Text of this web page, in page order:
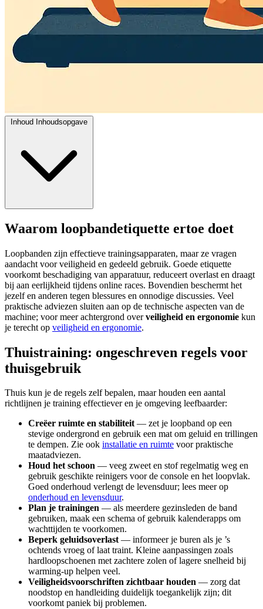
Inhoud Inhoudsopgave
Waarom loopbandetiquette ertoe doet
Loopbanden zijn effectieve trainingsapparaten, maar ze vragen
aandacht voor veiligheid en gedeeld gebruik. Goede etiquette
voorkomt beschadiging van apparatuur, reduceert overlast en draagt
bij aan eerlijkheid tijdens online races. Bovendien beschermt het
jezelf en anderen tegen blessures en onnodige discussies. Veel
praktische adviezen sluiten aan op de technische aspecten van de
machine; voor meer achtergrond overveiligheid en ergonomie kun
je terecht op veiligheid en ergonomie.
Thuistraining: ongeschreven regels voor
thuisgebruik
Thuis kun je de regels zelf bepalen, maar houden een aantal
richtlijnen je training effectiever en je omgeving leefbaarder:
Creëer ruimte en stabiliteit— zet je loopband op een
stevige ondergrond en gebruik een mat om geluid en trillingen
te dempen. Zie ook installatie en ruimte voor praktische
maatadviezen.
Houd het schoon — veeg zweet en stof regelmatig weg en
gebruik geschikte reinigers voor de console en het loopvlak.
Goed onderhoud verlengt de levensduur; lees meer op
onderhoud en levensduur.
Plan je trainingen — als meerdere gezinsleden de band
gebruiken, maak een schema of gebruik kalenderapps om
wachttijden te voorkomen.
Beperk geluidsoverlast— informeer je buren als je ’s
ochtends vroeg of laat traint. Kleine aanpassingen zoals
hardloopschoenen met zachtere zolen of lagere snelheid bij
warming-up helpen veel.
Veiligheidsvoorschriften zichtbaar houden — zorg dat
noodstop en handleiding duidelijk toegankelijk zijn; dit
voorkomt paniek bij problemen.